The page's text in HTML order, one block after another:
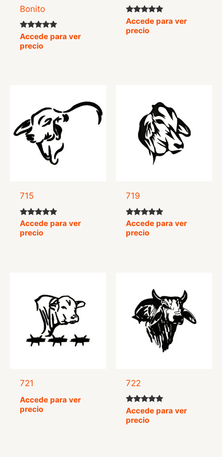
Bonito
Valorado
con
5.00
Accede para ver
precio
Valorado
con
5.00
Accede para ver
precio
715
Valorado
con
5.00
Accede para ver
precio
719
Valorado
con
5.00
Accede para ver
precio
721
Accede para ver
precio
722
Valorado
con
5.00
Accede para ver
precio